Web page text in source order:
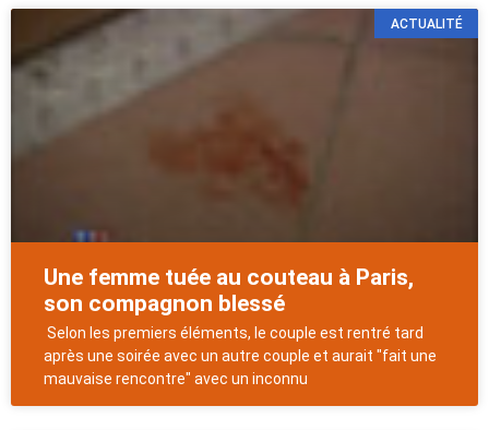
ACTUALITÉ
Une femme tuée au couteau à Paris,
son compagnon blessé
Selon les premiers éléments, le couple est rentré tard
après une soirée avec un autre couple et aurait "fait une
mauvaise rencontre" avec un inconnu